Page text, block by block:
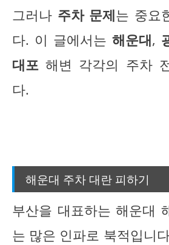
그러나 주차 문제는 중요
다. 이 글에서는 해운대,
대포 해변 각각의 주차
다.
해운대 주차 대란 피하기
부산을 대표하는 해운대
는 많은 인파로 북적입니